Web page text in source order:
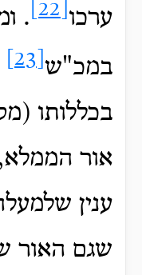
ערכו
.
במכ"ש
בכללותו
אור
ענין
שגם האור